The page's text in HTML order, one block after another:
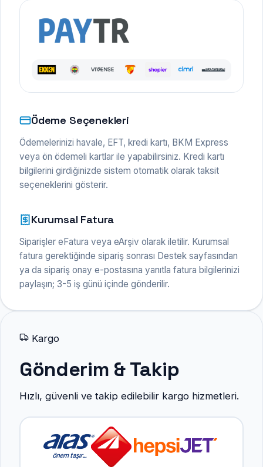
Ödeme Seçenekleri
Ödemelerinizi havale, EFT, kredi kartı, BKM Express
veya ön ödemeli kartlar ile yapabilirsiniz. Kredi kartı
bilgilerini girdiğinizde sistem otomatik olarak taksit
seçeneklerini gösterir.
Kurumsal Fatura
Siparişler eFatura veya eArşiv olarak iletilir. Kurumsal
fatura gerektiğinde sipariş sonrası Destek sayfasından
ya da sipariş onay e-postasına yanıtla fatura bilgilerinizi
paylaşın; 3-5 iş günü içinde gönderilir.
Kargo
Gönderim & Takip
Hızlı, güvenli ve takip edilebilir kargo hizmetleri.